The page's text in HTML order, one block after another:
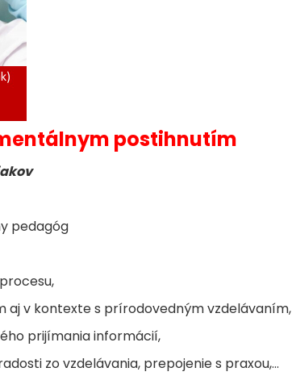
postihnutím
pedagóg
aj v kontexte s prírodovedným vzdelávaním,
prijímania informácií,
zo vzdelávania, prepojenie s praxou,...